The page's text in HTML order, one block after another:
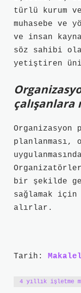
türlü kurum
muhasebe ve
ve insan
söz sahibi
yetiştiren
çalışanlara
planlanması,
bir şekilde
sağlamak
alırlar.
Tarih:
4 yıllık işletme